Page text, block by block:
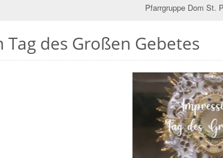
Pfarrgruppe Dom St.
des Großen Gebetes